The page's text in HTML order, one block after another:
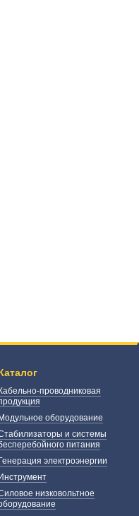
Кабельно-проводниковая
Модульное оборудование
и системы
питания
Генерация электроэнергии
Инструмент
низковольтное